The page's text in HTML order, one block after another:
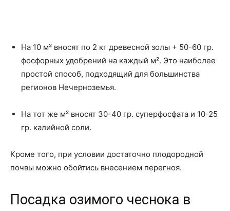
На 10 м² вносят по 2 кг древесной золы + 50-60 гр.
фосфорных удобрений на каждый м². Это наиболее
простой способ, подходящий для большинства
регионов Нечерноземья.
На тот же м² вносят 30-40 гр. суперфосфата и 10-25
гр. калийной соли.
Кроме того, при условии достаточно плодородной
почвы можно обойтись внесением перегноя.
Посадка озимого чеснока в